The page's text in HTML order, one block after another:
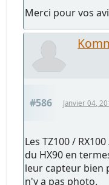
Merci pour vos
#586 Janvier 04,
Les TZ100 /
du HX90 en
leur capteur bien
n'y a pas photo.